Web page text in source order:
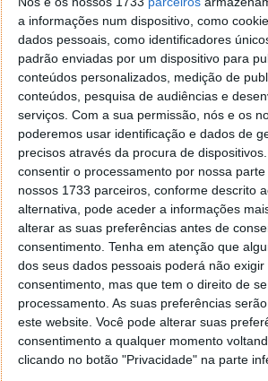
a informações num dispositivo, como
dados pessoais, como identificadores
padrão enviadas por um dispositivo para
conteúdos personalizados, medição de
conteúdos, pesquisa de audiências e
serviços. Com a sua permissão, nós e os
poderemos usar identificação e dados de
precisos através da procura de
consentir o processamento por nossa
nossos 1733 parceiros, conforme descrito
alternativa, pode aceder a informações
alterar as suas preferências antes de
consentimento. Tenha em atenção que
dos seus dados pessoais poderá não exigir
consentimento, mas que tem o direito de
processamento. As suas preferências
este website. Você pode alterar suas
consentimento a qualquer momento
clicando no botão "Privacidade" na parte
Jogos na loja da URcdkey
É possível encontrar aqui alguns
recentes do entretenimento, como
anteriormente, disponível para
com preços mais que competitivos.
vale a pena dar uma vista de olhos.
FIFA 18 Origin CD Key preço de
final: 68,88 USD
FIFA 18 2200 FUT Points DLC Origin
preço de origem: 23,14 $ preço
EA Access 12 Months Xbox One CD
origem: 46,94 $ preço final: 29,34 $